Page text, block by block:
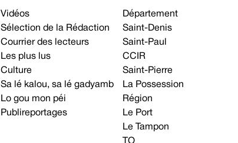
Vidéos
Sélection de la Rédaction
Courrier des lecteurs
Les plus lus
Culture
Sa lé kalou, sa lé gadyamb
Lo gou mon péi
Publireportages
Département
Saint-Denis
Saint-Paul
CCIR
Saint-Pierre
La Possession
Région
Le Port
Le Tampon
TO